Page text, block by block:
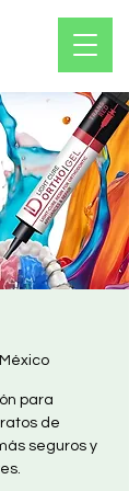
para
de
seguros y